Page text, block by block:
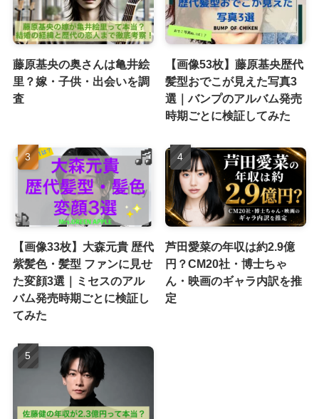
藤原基央の奥さんは亀井絵
里？嫁・子供・出会いを調
査
【画像53枚】藤原基央歴代
髪型おでこが見えた写真3
選｜バンプのアルバム発売
時期ごとに検証してみた
【画像33枚】大森元貴 歴代
紫髪色・髪型 ファンに見せ
た変顔3選｜ミセスのアル
バム発売時期ごとに検証し
てみた
芦田愛菜の年収は約2.9億
円？CM20社・博士ちゃ
ん・映画のギャラ内訳を推
定